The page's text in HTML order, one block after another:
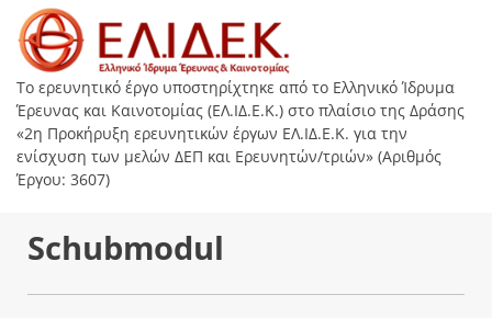
Το ερευνητικό έργο υποστηρίχτηκε από το Ελληνικό Ίδρυμα
Έρευνας και Καινοτομίας (ΕΛ.ΙΔ.Ε.Κ.) στο πλαίσιο της Δράσης
«2η Προκήρυξη ερευνητικών έργων ΕΛ.ΙΔ.Ε.Κ. για την
ενίσχυση των μελών ΔΕΠ και Ερευνητών/τριών» (Αριθμός
Έργου: 3607)
Schubmodul